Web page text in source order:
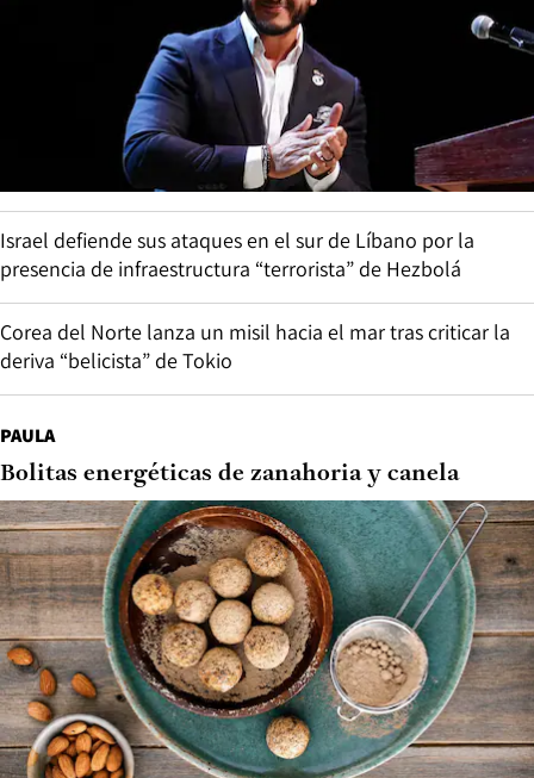
Israel defiende sus ataques en el sur de Líbano por la
presencia de infraestructura “terrorista” de Hezbolá
Corea del Norte lanza un misil hacia el mar tras criticar la
deriva “belicista” de Tokio
PAULA
Bolitas energéticas de zanahoria y canela